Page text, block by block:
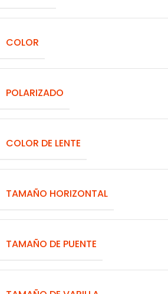
COLOR
POLARIZADO
COLOR DE LENTE
TAMAÑO HORIZONTAL
TAMAÑO DE PUENTE